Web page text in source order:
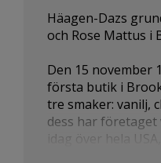
Häagen-Dazs
och Rose Mattus i
Den 15 november
första butik i
tre smaker: vanilj,
dess har
idag över hela